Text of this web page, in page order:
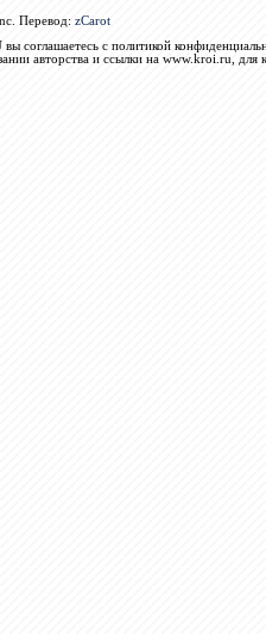
Перевод: zCarot
соглашаетесь с политикой
авторства и ссылки на www.kroi.ru, для